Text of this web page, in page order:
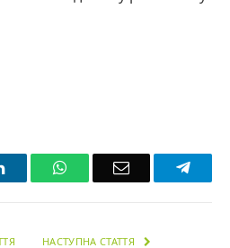
LinkedInWhatsAppEmail
НАСТУПНА СТАТТЯ